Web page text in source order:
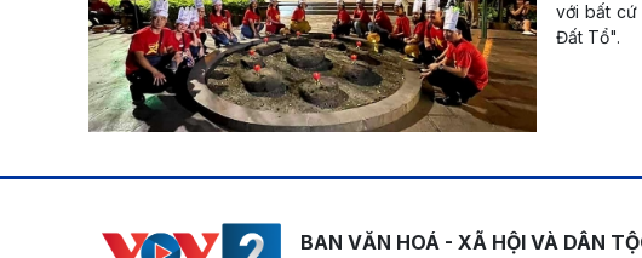
với bất cứ
Đất Tổ".
BAN VĂN HOÁ - XÃ HỘI VÀ DÂN